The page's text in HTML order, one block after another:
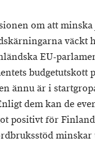
om att
väckt
EU-
budgetutskott
ännu är i
dem kan de
positivt för